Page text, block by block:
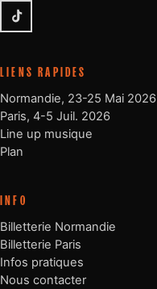
TikTok
LIENS RAPIDES
Normandie, 23-25 Mai 2026
Paris, 4-5 Juil. 2026
Line up musique
Plan
INFO
Billetterie Normandie
Billetterie Paris
Infos pratiques
Nous contacter